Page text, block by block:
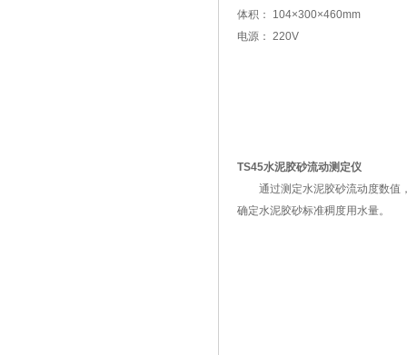
体积： 104×300×460mm
电源： 220V
TS45水泥胶砂流动测定仪
通过测定水泥胶砂流动度数值
确定水泥胶砂标准稠度用水量。